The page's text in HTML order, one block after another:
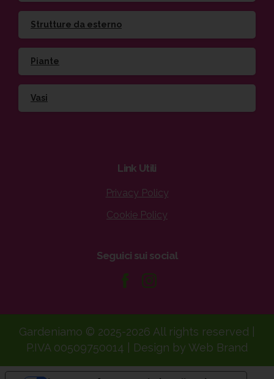
Strutture da esterno
Piante
Vasi
Link Utili
Privacy Policy
Cookie Policy
Seguici sui social
Gardeniamo © 2025-2026 All rights reserved |
P.IVA 00509750014 | Design by Web Brand